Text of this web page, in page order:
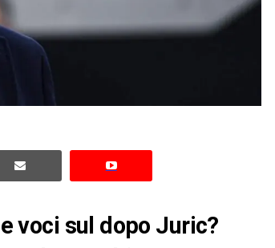
voci sul dopo Juric?